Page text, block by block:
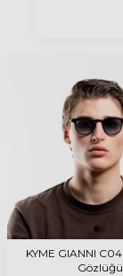
KYME GIANNI
Gözlüğü